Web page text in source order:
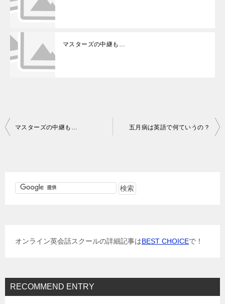
マスターズの中継も…
投
マスターズの中継も… 五月病は英語で何ていうの？
オンライン英会話スクールの詳細記事はBEST CHOICEで！
RECOMMEND ENTRY